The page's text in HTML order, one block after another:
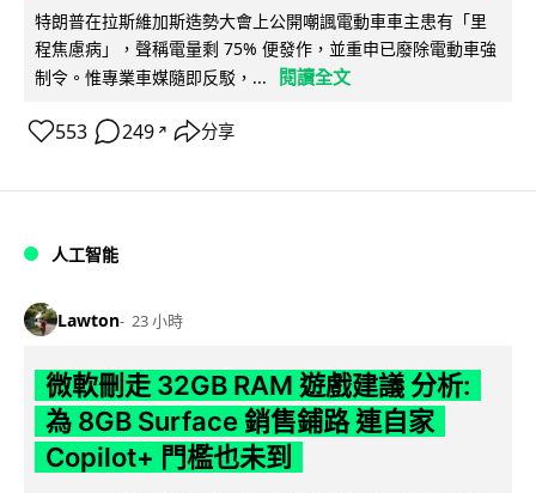
特朗普在拉斯維加斯造勢大會上公開嘲諷電動車車主患有「里
程焦慮病」，聲稱電量剩 75% 便發作，並重申已廢除電動車強
制令。惟專業車媒隨即反駁，...
閱讀全文
553 249 ↗ 分享
人工智能
Lawton 23 小時
微軟刪走 32GB RAM 遊戲建議 分析:
為 8GB Surface 銷售鋪路 連自家
Copilot+ 門檻也未到